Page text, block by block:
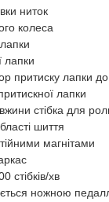
ниток
колеса
лапки
притиску лапки
лапки
стібка для
шиття
магнітами
стібків/хв
ножною